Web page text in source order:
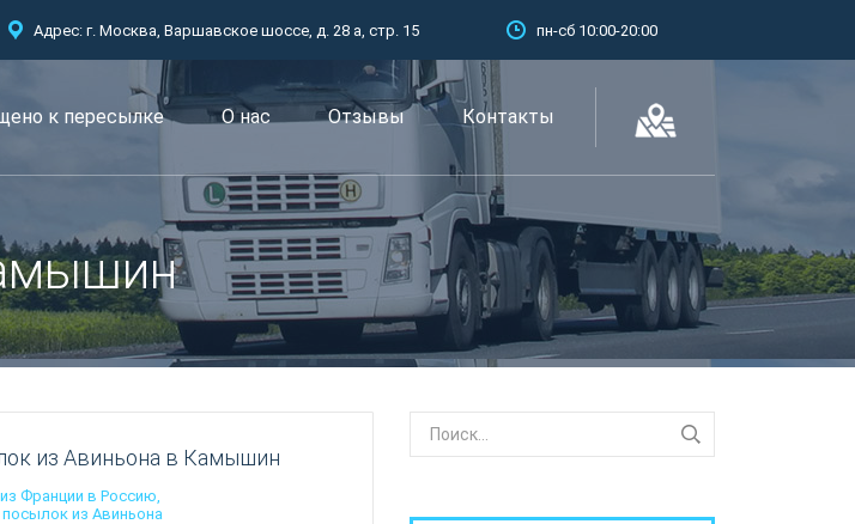
Адрес: г. Москва, Варшавское шоссе, д. 28 а, стр. 15 пн-сб 10:00-20:00
к пересылкe О нас Отзывы Контакты
из Авиньона в Камышин
Франции в Россию
из Авиньона